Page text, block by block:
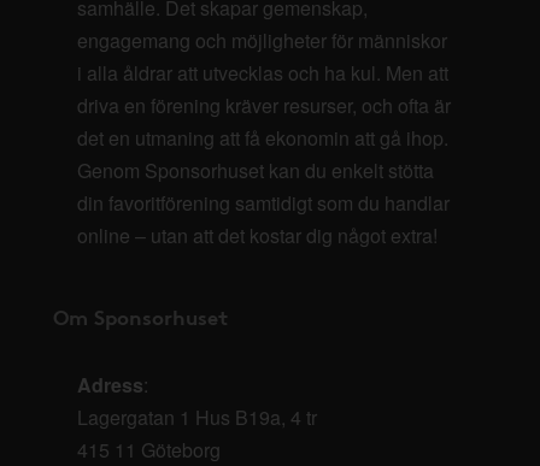
samhälle. Det skapar gemenskap,
engagemang och möjligheter för människor
i alla åldrar att utvecklas och ha kul. Men att
driva en förening kräver resurser, och ofta är
det en utmaning att få ekonomin att gå ihop.
Genom Sponsorhuset kan du enkelt stötta
din favoritförening samtidigt som du handlar
online – utan att det kostar dig något extra!
Om Sponsorhuset
Adress:
Lagergatan 1 Hus B19a, 4 tr
415 11 Göteborg